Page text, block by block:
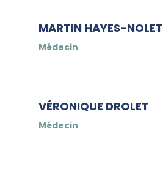
MARTIN HAYES-NOLET
Médecin
VÉRONIQUE DROLET
Médecin